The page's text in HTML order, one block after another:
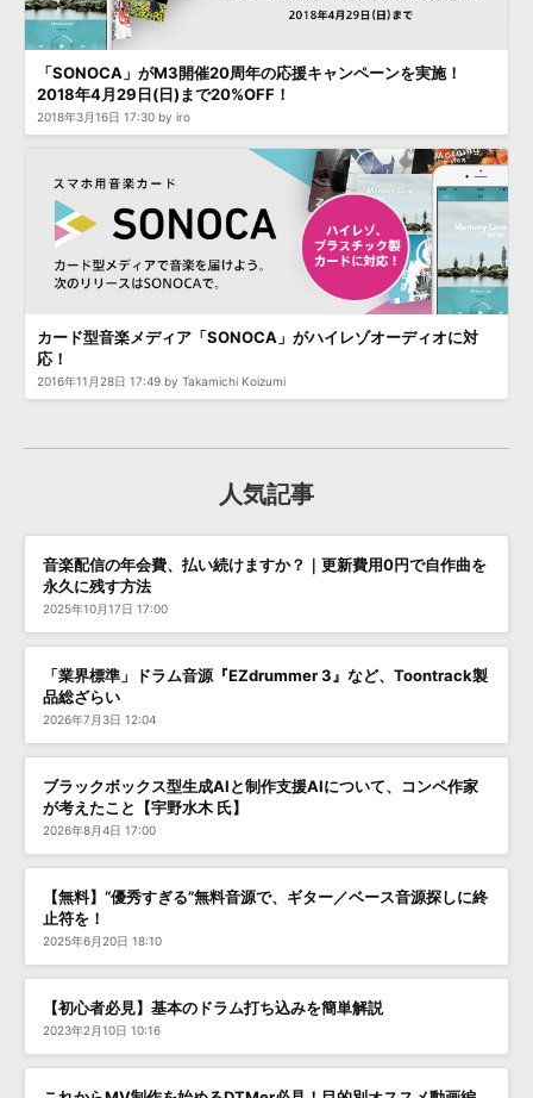
「SONOCA」がM3開催20周年の応援キャンペーンを実施！
2018年4月29日(日)まで20%OFF！
2018年3月16日 17:30 by iro
カード型音楽メディア「SONOCA」がハイレゾオーディオに対
応！
2016年11月28日 17:49 by Takamichi Koizumi
人気記事
音楽配信の年会費、払い続けますか？｜更新費用0円で自作曲を
永久に残す方法
2025年10月17日 17:00
「業界標準」ドラム音源『EZdrummer 3』など、Toontrack製
品総ざらい
2026年7月3日 12:04
ブラックボックス型生成AIと制作支援AIについて、コンペ作家
が考えたこと【宇野水木 氏】
2026年8月4日 17:00
【無料】“優秀すぎる”無料音源で、ギター／ベース音源探しに終
止符を！
2025年6月20日 18:10
【初心者必見】基本のドラム打ち込みを簡単解説
2023年2月10日 10:16